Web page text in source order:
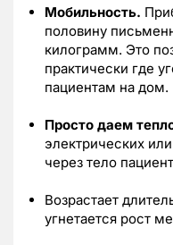
Мобильность.
половину
килограмм. Это
практически где
пациентам на дом.
Просто даем
электрических
через тело
Возрастает
угнетается рост